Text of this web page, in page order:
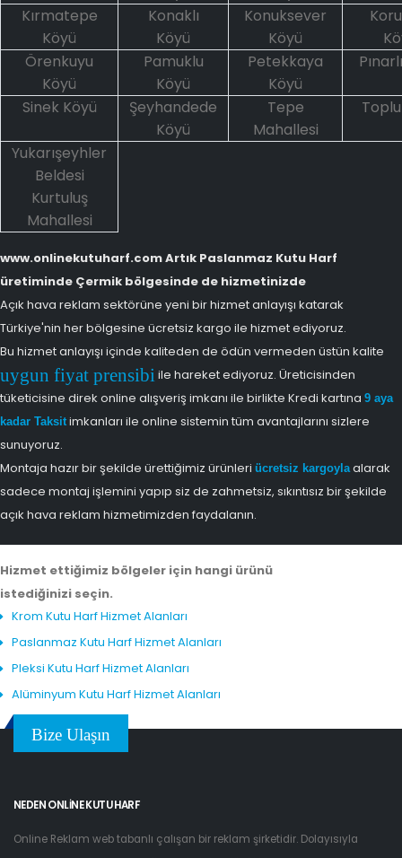
Kırmatepe
Köyü
Konaklı
Köyü
Konuksever
Köyü
Örenkuyu
Köyü
Pamuklu
Köyü
Petekkaya
Köyü
Sinek Köyü
Şeyhandede
Köyü
Tepe
Mahallesi
Yukarışeyhler
Beldesi
Kurtuluş
Mahallesi
www.onlinekutuharf.com Artık Paslanmaz Kutu Harf
üretiminde Çermik bölgesinde de hizmetinizde
Açık hava reklam sektörüne yeni bir hizmet anlayışı katarak
Türkiye'nin her bölgesine ücretsiz kargo ile hizmet ediyoruz.
Bu hizmet anlayışı içinde kaliteden de ödün vermeden üstün kalite
uygun fiyat prensibi ile hareket ediyoruz. Üreticisinden
tüketicisine direk online alışveriş imkanı ile birlikte Kredi kartına 9 aya
kadar Taksitimkanları ile online sistemin tüm avantajlarını sizlere
sunuyoruz.
Montaja hazır bir şekilde ürettiğimiz ürünleri ücretsiz kargoylaalarak
sadece montaj işlemini yapıp siz de zahmetsiz, sıkıntısız bir şekilde
açık hava reklam hizmetimizden faydalanın.
Hizmet ettiğimiz bölgeler için hangi ürünü
istediğinizi seçin.
Krom Kutu Harf Hizmet Alanları
Paslanmaz Kutu Harf Hizmet Alanları
Pleksi Kutu Harf Hizmet Alanları
Alüminyum Kutu Harf Hizmet Alanları
Bize Ulaşın
NEDEN ONLINE KUTU HARF
Online Reklam web tabanlı çalışan bir reklam şirketidir. Dolayısıyla